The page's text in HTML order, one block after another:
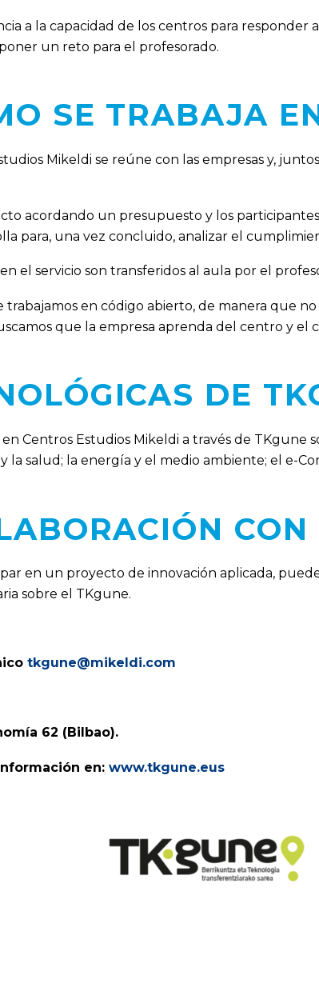
a la capacidad de los centros para responder
un reto para el profesorado.
SE TRABAJA
Mikeldi se reúne con las empresas y,
acordando un presupuesto y los
para, una vez concluido, analizar el
el servicio son transferidos al aula por el
en código abierto, de manera que
que la empresa aprenda del centro y el
DE
Centros Estudios Mikeldi a través de TKgune
la salud; la energía y el medio ambiente; el e-
CON
en un proyecto de innovación aplicada,
sobre el TKgune.
tkgune@mikeldi.com
62 (Bilbao).
en: www.tkgune.eus